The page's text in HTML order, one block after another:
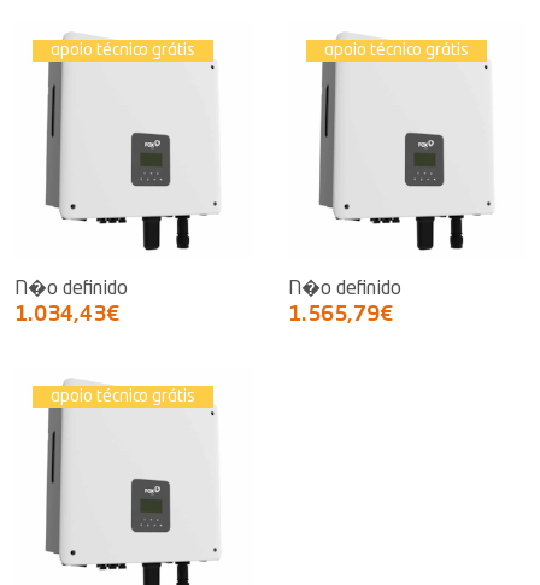
apoio técnico grátis
N�o definido
1.034,43€
apoio técnico grátis
N�o definido
1.565,79€
apoio técnico grátis